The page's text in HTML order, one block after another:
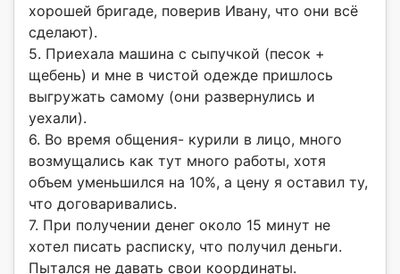
хорошей бригаде, поверив Ивану, что они всё
сделают).
5. Приехала машина с сыпучкой (песок +
щебень) и мне в чистой одежде пришлось
выгружать самому (они развернулись и
уехали).
6. Во время общения- курили в лицо, много
возмущались как тут много работы, хотя
объем уменьшился на 10%, а цену я оставил ту,
что договаривались.
7. При получении денег около 15 минут не
хотел писать расписку, что получил деньги.
Пытался не давать свои координаты.